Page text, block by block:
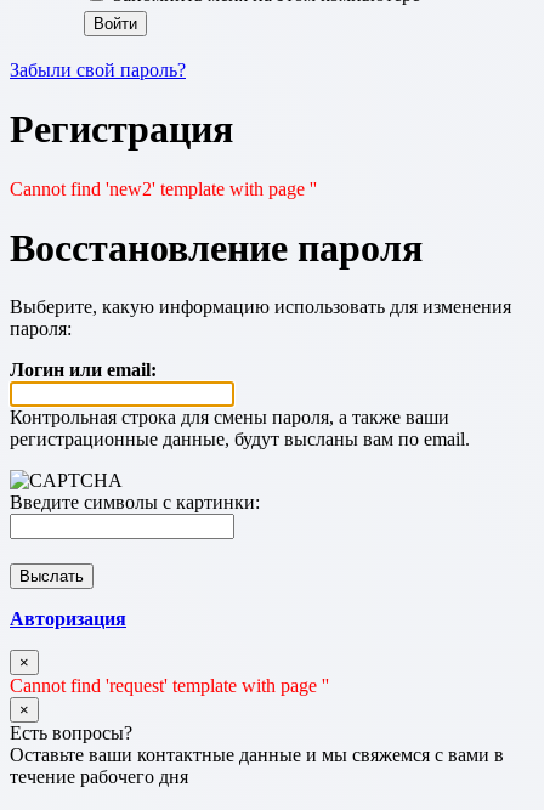
Забыли свой пароль?
Регистрация
Cannot find 'new2' template with page ''
Восстановление пароля
Выберите, какую информацию использовать для изменения
пароля:
Логин или email:
Контрольная строка для смены пароля, а также ваши
регистрационные данные, будут высланы вам по email.
Введите символы с картинки:
Авторизация
×
Cannot find 'request' template with page ''
×
Есть вопросы?
Оставьте ваши контактные данные и мы свяжемся с вами в
течение рабочего дня